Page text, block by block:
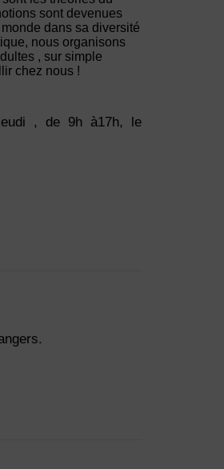
sont devenues
dans sa diversité
nous organisons
, sur simple
chez nous !
, de 9h à17h, le